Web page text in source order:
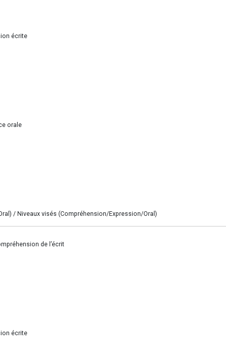
écrite
orale
/ Niveaux visés (Compréhension/Expression/Oral)
de l’écrit
écrite